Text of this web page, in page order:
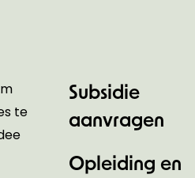
te
Subsidie
aanvragen
Opleiding en